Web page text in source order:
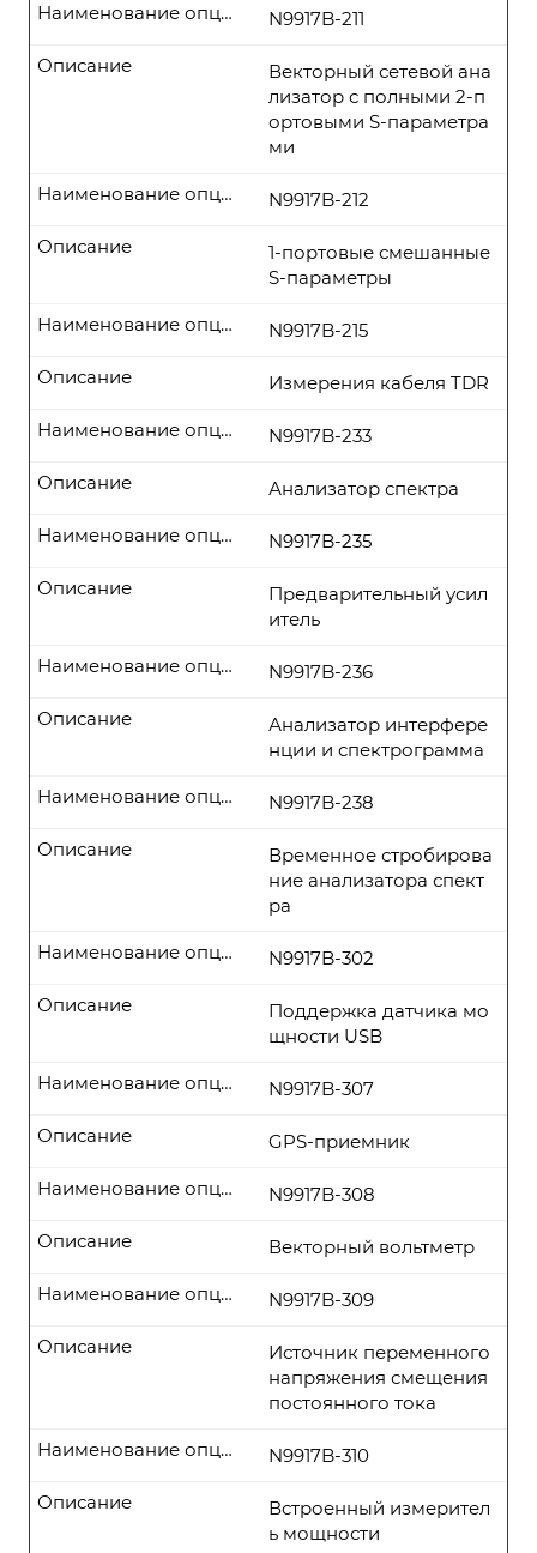
N9917B-211
Наименование опции
Векторный сетевой ана
лизатор с полными 2-п
ортовыми S-параметра
ми
Описание
N9917B-212
Наименование опции
1-портовые смешанные
S-параметры
Описание
N9917B-215
Наименование опции
Измерения кабеля TDR
Описание
N9917B-233
Наименование опции
Анализатор спектра
Описание
N9917B-235
Наименование опции
Предварительный усил
итель
Описание
N9917B-236
Наименование опции
Анализатор интерфере
нции и спектрограмма
Описание
N9917B-238
Наименование опции
Временное стробирова
ние анализатора спект
ра
Описание
N9917B-302
Наименование опции
Поддержка датчика мо
щности USB
Описание
N9917B-307
Наименование опции
GPS-приемник
Описание
N9917B-308
Наименование опции
Векторный вольтметр
Описание
N9917B-309
Наименование опции
Источник переменного
напряжения смещения
постоянного тока
Описание
N9917B-310
Наименование опции
Встроенный измерител
ь мощности
Описание